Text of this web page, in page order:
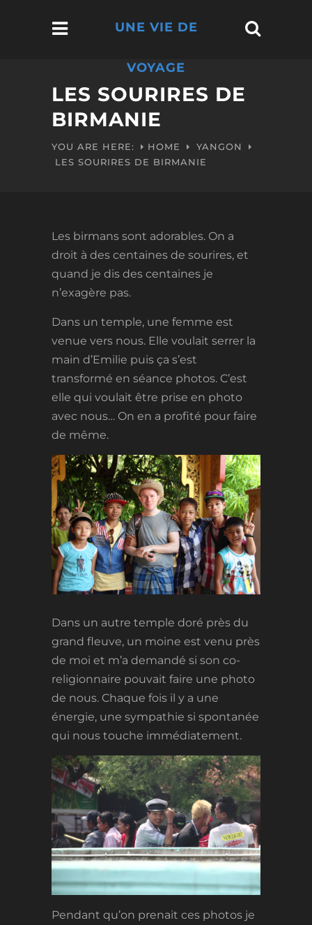
UNE VIE DE
VOYAGE
LES SOURIRES DE
BIRMANIE
YOU ARE HERE: HOME
YANGON
LES SOURIRES DE BIRMANIE
Les birmans sont adorables. On a
droit à des centaines de sourires, et
quand je dis des centaines je
n’exagère pas.
Dans un temple, une femme est
venue vers nous. Elle voulait serrer la
main d’Emilie puis ça s’est
transformé en séance photos. C’est
elle qui voulait être prise en photo
avec nous… On en a profité pour faire
de même.
Dans un autre temple doré près du
grand fleuve, un moine est venu près
de moi et m’a demandé si son co-
religionnaire pouvait faire une photo
de nous. Chaque fois il y a une
énergie, une sympathie si spontanée
qui nous touche immédiatement.
Pendant qu’on prenait ces photos je